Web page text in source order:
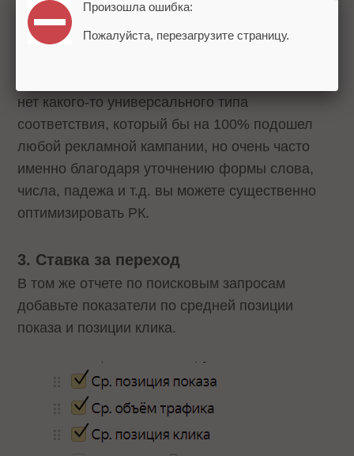
кампании, хоть на уровне группы объявлений.
Не забывайте про такой инструмент, как
нет какого-то универсального типа
соответствия, который бы на 100% подошел
любой рекламной кампании, но очень часто
именно благодаря уточнению формы слова,
числа, падежа и т.д. вы можете существенно
оптимизировать РК.
3. Ставка за переход
В том же отчете по поисковым запросам
добавьте показатели по средней позиции
показа и позиции клика.
Произошла ошибка:
Пожалуйста, перезагрузите страницу.